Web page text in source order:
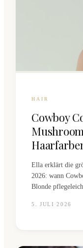
HAIR
Cowboy
Ella erklärt die
2026: wann
Blonde
passt.
5. JULI 2026